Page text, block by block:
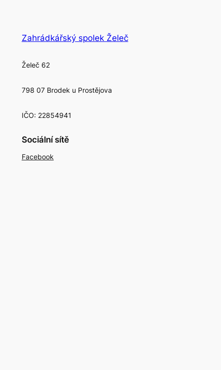
Zahrádkářský spolek Želeč
Želeč 62
798 07 Brodek u Prostějova
IČO: 22854941
Sociální sítě
Facebook